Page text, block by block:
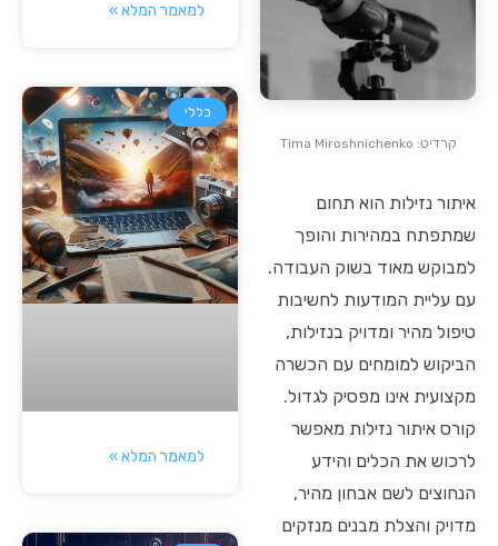
קרדיט: Tima Miroshnichenko
איתור נזילות הוא תחום
שמתפתח במהירות והופך
למבוקש מאוד בשוק העבודה.
עם עליית המודעות לחשיבות
טיפול מהיר ומדויק בנזילות,
הביקוש למומחים עם הכשרה
מקצועית אינו מפסיק לגדול.
קורס איתור נזילות מאפשר
לרכוש את הכלים והידע
הנחוצים לשם אבחון מהיר,
מדויק והצלת מבנים מנזקים
למאמר המלא »
כללי
למאמר המלא »